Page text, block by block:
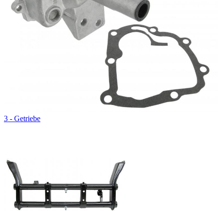
3 - Getriebe